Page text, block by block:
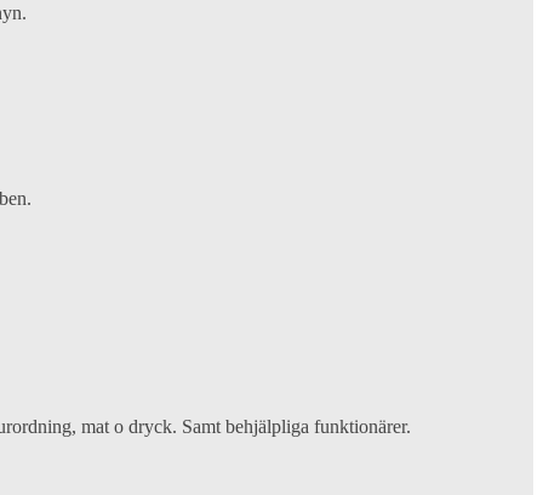
mat o dryck. Samt behjälpliga funktionärer.